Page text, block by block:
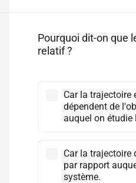
Pourquoi dit-on que
relatif ?
Car la trajectoire
dépendent de
auquel on étudie
Car la trajectoire
par rapport
système.